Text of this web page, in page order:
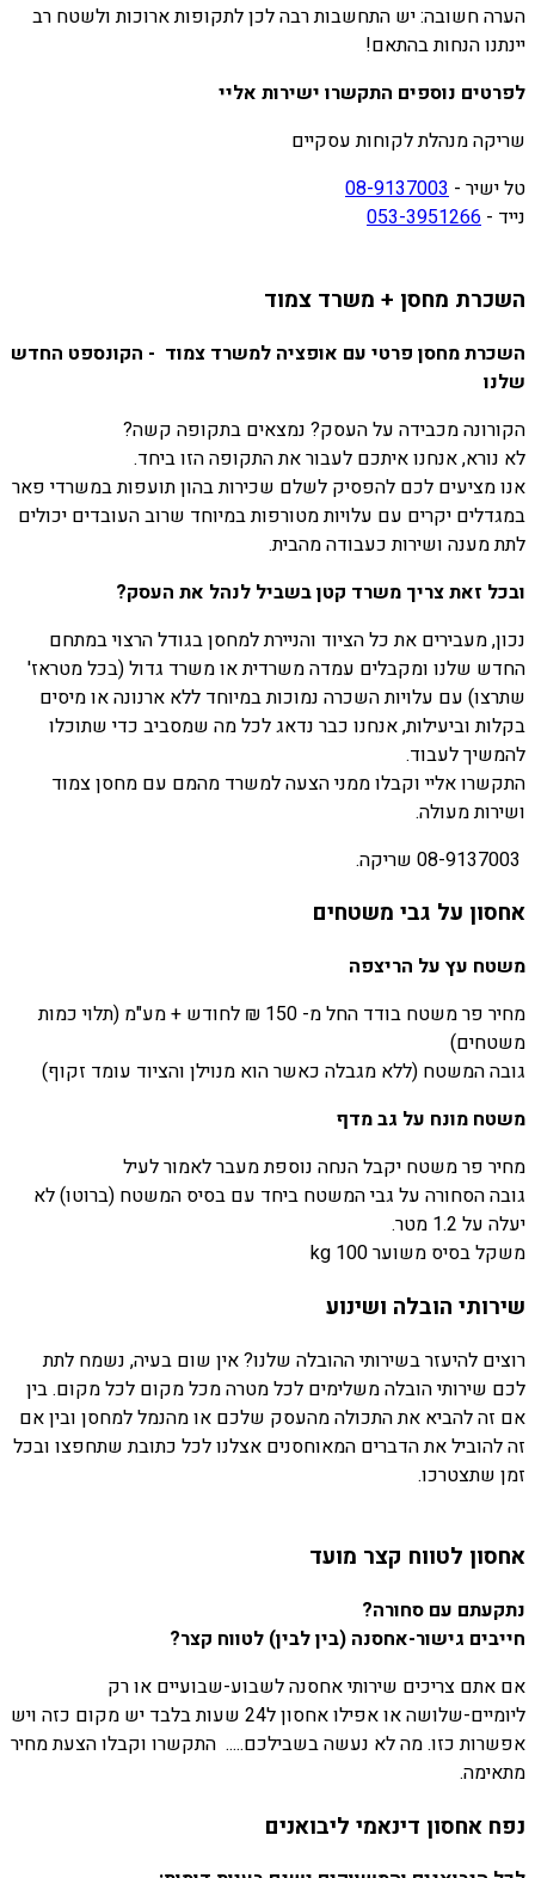
הערה חשובה: יש התחשבות רבה לכן לתקופות ארוכות ולשטח רב
יינתנו הנחות בהתאם!
לפרטים נוספים התקשרו ישירות אליי
שריקה מנהלת לקוחות עסקיים
טל ישיר - 08-9137003
נייד - 053-3951266
השכרת מחסן + משרד צמוד
השכרת מחסן פרטי עם אופציה למשרד צמוד - הקונספט החדש
שלנו
הקורונה מכבידה על העסק? נמצאים בתקופה קשה?
לא נורא, אנחנו איתכם לעבור את התקופה הזו ביחד.
אנו מציעים לכם להפסיק לשלם שכירות בהון תועפות במשרדי פאר
במגדלים יקרים עם עלויות מטורפות במיוחד שרוב העובדים יכולים
לתת מענה ושירות כעבודה מהבית.
ובכל זאת צריך משרד קטן בשביל לנהל את העסק?
נכון, מעבירים את כל הציוד והניירת למחסן בגודל הרצוי במתחם
החדש שלנו ומקבלים עמדה משרדית או משרד גדול (בכל מטראז'
שתרצו) עם עלויות השכרה נמוכות במיוחד ללא ארנונה או מיסים
בקלות וביעילות, אנחנו כבר נדאג לכל מה שמסביב כדי שתוכלו
להמשיך לעבוד.
התקשרו אליי וקבלו ממני הצעה למשרד מהמם עם מחסן צמוד
ושירות מעולה.
אחסון על גבי משטחים
משטח עץ על הריצפה
מחיר פר משטח בודד החל מ- 150 ₪ לחודש + מע"מ (תלוי כמות
משטחים)
גובה המשטח (ללא מגבלה כאשר הוא מנוילן והציוד עומד זקוף)
משטח מונח על גב מדף
מחיר פר משטח יקבל הנחה נוספת מעבר לאמור לעיל
גובה הסחורה על גבי המשטח ביחד עם בסיס המשטח (ברוטו) לא
יעלה על 1.2 מטר.
משקל בסיס משוער 100 kg
שירותי הובלה ושינוע
רוצים להיעזר בשירותי ההובלה שלנו? אין שום בעיה, נשמח לתת
לכם שירותי הובלה משלימים לכל מטרה מכל מקום לכל מקום. בין
אם זה להביא את התכולה מהעסק שלכם או מהנמל למחסן ובין אם
זה להוביל את הדברים המאוחסנים אצלנו לכל כתובת שתחפצו ובכל
זמן שתצטרכו.
אחסון לטווח קצר מועד
נתקעתם עם סחורה?
חייבים גישור-אחסנה (בין לבין) לטווח קצר?
אם אתם צריכים שירותי אחסנה לשבוע-שבועיים או רק
ליומיים-שלושה או אפילו אחסון ל24 שעות בלבד יש מקום כזה ויש
אפשרות כזו. מה לא נעשה בשבילכם..... התקשרו וקבלו הצעת מחיר
מתאימה.
נפח אחסון דינאמי ליבואנים